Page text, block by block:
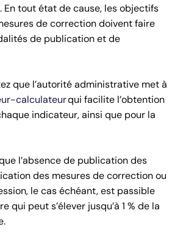
En tout état de cause, les objectifs
de correction doivent faire
de publication et de
que l’autorité administrative met à
calculateurqui facilite l’obtention
indicateur, ainsi que pour la
l’absence de publication des
des mesures de correction ou
le cas échéant, est passible
qui peut s’élever jusqu’à 1 % de la